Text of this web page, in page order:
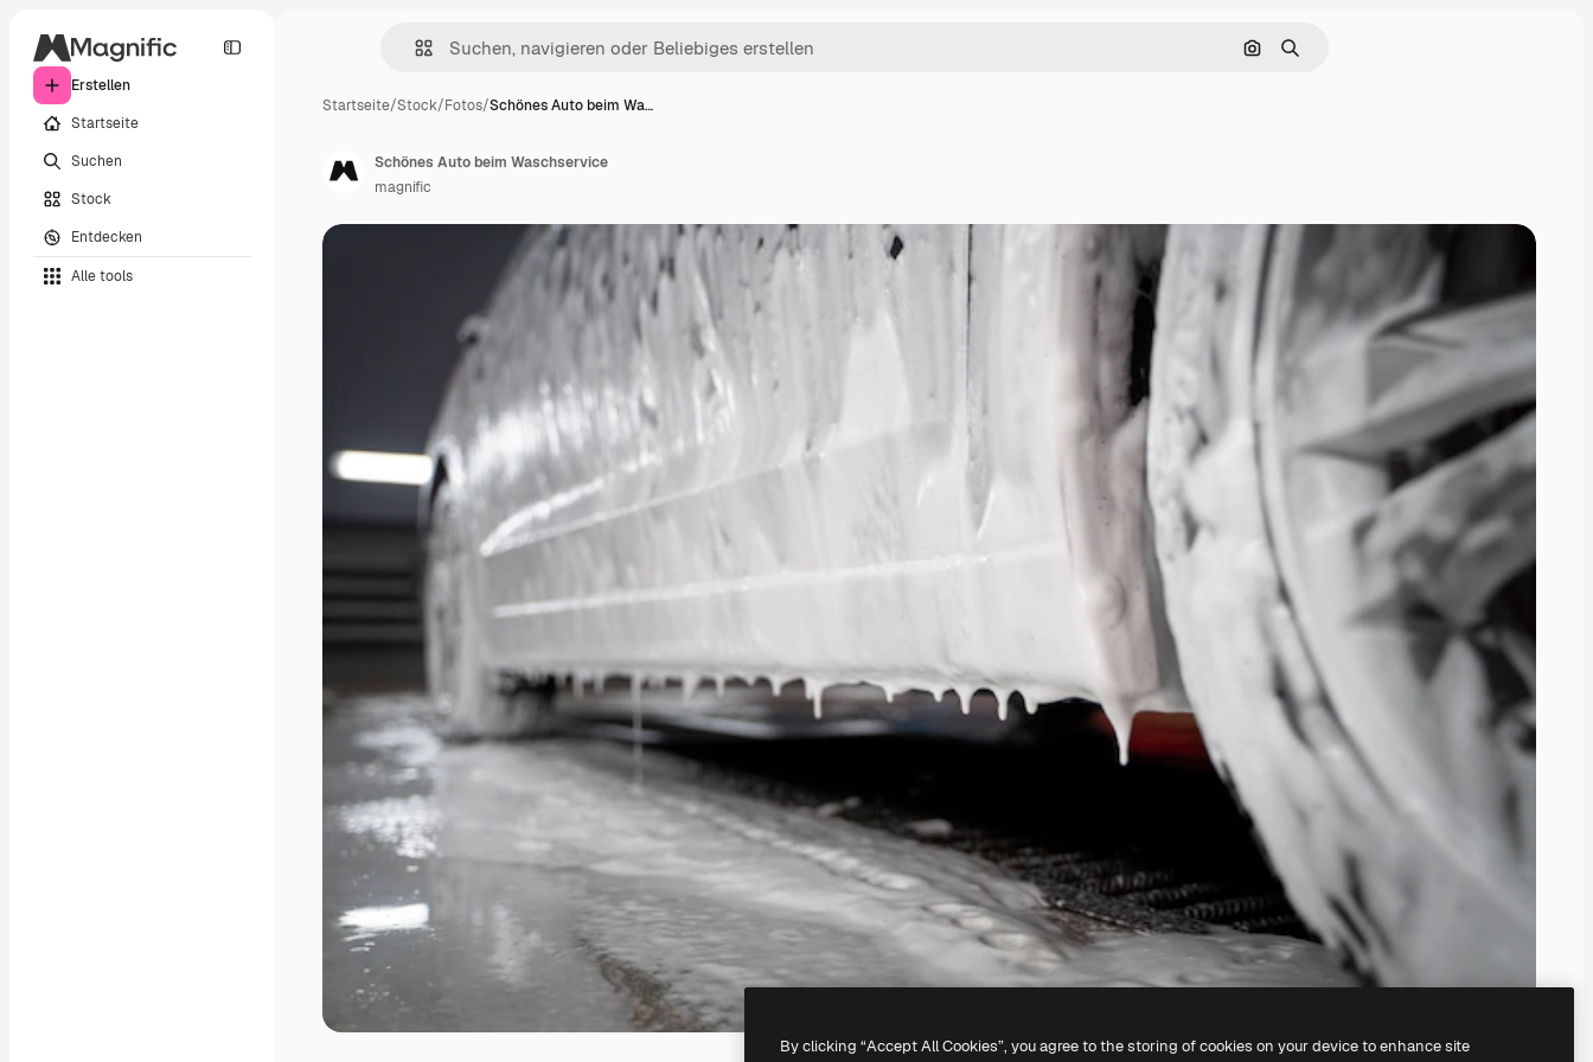
Erstellen
Startseite
Suchen
Stock
Entdecken
Alle tools
Nach Bild suchen
Suchen
Startseite/Stock/Fotos/Schönes Auto beim Wa…
Schönes Auto beim Waschservice
magnific
By clicking “Accept All Cookies”, you agree to the storing of cookies on your device to enhance site